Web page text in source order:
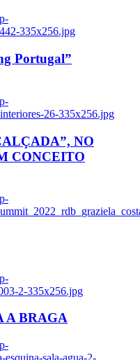
335x256.jpg
Portugal”
26-335x256.jpg
NO
CONCEITO
2-335x256.jpg
A BRAGA